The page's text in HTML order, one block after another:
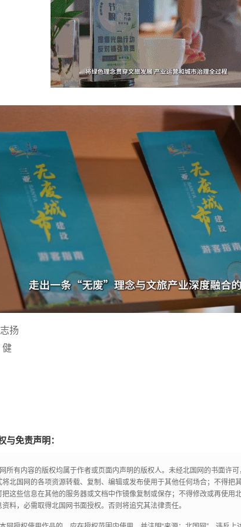
扬
健
与免责声明：
所有内容的版权均属于作者或页面内声明的版权人。未经北国网的书面许
将北国网的各项资源转载、复制、编辑或发布使用于其他任何场合；不得把
把这些信息在其他的服务器或文档中作镜像复制或保存；不得修改或再使用
资料，必需取得北国网书面授权。否则将追究其法律责任。